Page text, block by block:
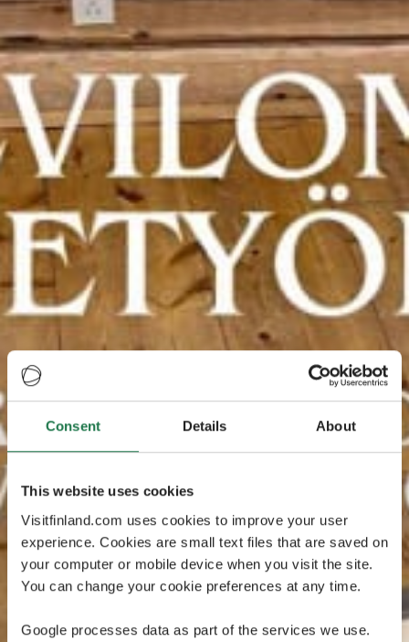
Consent Details About
This website uses cookies
Visitfinland.com uses cookies to improve your user
experience. Cookies are small text files that are saved on
your computer or mobile device when you visit the site.
You can change your cookie preferences at any time.
Google processes data as part of the services we use.